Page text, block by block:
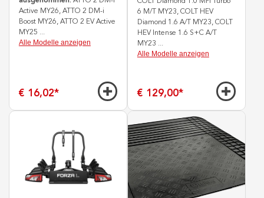
Active MY26, ATTO 2 DM-i
Boost MY26, ATTO 2 EV Active
MY25 ...
Alle Modelle anzeigen
€ 16,02*
6 M/T MY23, COLT HEV
Diamond 1.6 A/T MY23, COLT
HEV Intense 1.6 S+C A/T
MY23 ...
Alle Modelle anzeigen
€ 129,00*